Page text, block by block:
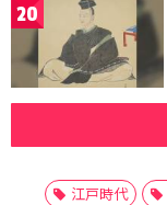
20
江戸時代